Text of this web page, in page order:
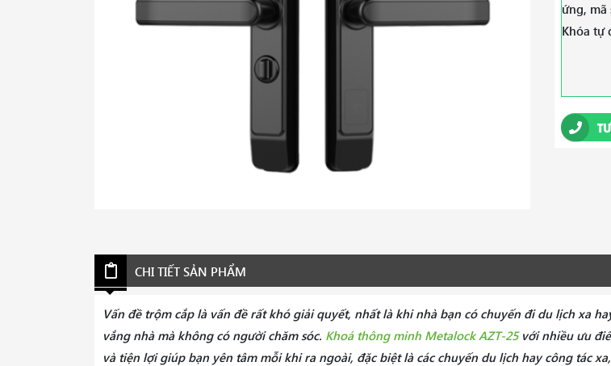
ứng, mã
Khóa tự
CHI TIẾT SẢN PHẨM
Vấn đề trộm cắp là vấn đề rất khó giải quyết, nhất là khi nhà bạn có chuyến đi du lịch xa
vắng nhà mà không có người chăm sóc. Khoá thông minh Metalock AZT-25với nhiều ưu
và tiện lợi giúp bạn yên tâm mỗi khi ra ngoài, đặc biệt là các chuyến du lịch hay công tác